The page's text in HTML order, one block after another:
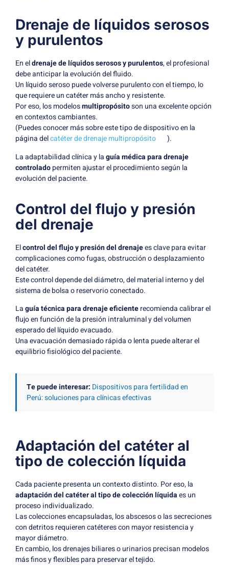
Drenaje de líquidos serosos
y purulentos
En eldrenaje de líquidos serosos y purulentos, el profesional
debe anticipar la evolución del fluido.
Un líquido seroso puede volverse purulento con el tiempo, lo
que requiere un catéter más ancho y resistente.
Por eso, los modelosmultipropósitoson una excelente opción
en contextos cambiantes.
(Puedes conocer más sobre este tipo de dispositivo en la
página delcatéter de drenaje multipropósito
).
La adaptabilidad clínica y laguía médica para drenaje
controladopermiten ajustar el procedimiento según la
evolución del paciente.
Control del flujo y presión
del drenaje
Elcontrol del flujo y presión del drenajees clave para evitar
complicaciones como fugas, obstrucción o desplazamiento
del catéter.
Este control depende del diámetro, del material interno y del
sistema de bolsa o reservorio conectado.
Laguía técnica para drenaje eficienterecomienda calibrar el
flujo en función de la presión intraluminal y del volumen
esperado del líquido evacuado.
Una evacuación demasiado rápida o lenta puede alterar el
equilibrio fisiológico del paciente.
Te puede interesar: Dispositivos para fertilidad en
Perú: soluciones para clínicas efectivas
Adaptación del catéter al
tipo de colección líquida
Cada paciente presenta un contexto distinto. Por eso, la
adaptación del catéter al tipo de colección líquidaes un
proceso individualizado.
Las colecciones encapsuladas, los abscesos o las secreciones
con detritos requieren catéteres con mayor resistencia y
mayor diámetro.
En cambio, los drenajes biliares o urinarios precisan modelos
más finos y flexibles para preservar el tejido.